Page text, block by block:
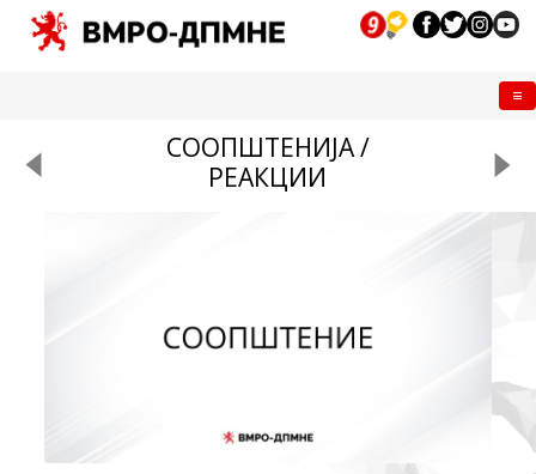
СООПШТЕНИЈА /
РЕАКЦИИ